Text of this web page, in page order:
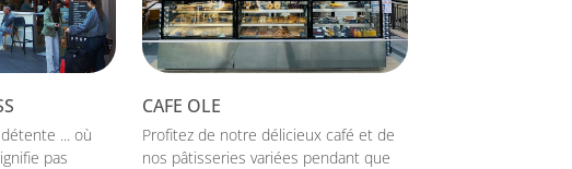
... où
pas
CAFE OLE
Profitez de notre délicieux café et de
nos pâtisseries variées pendant que